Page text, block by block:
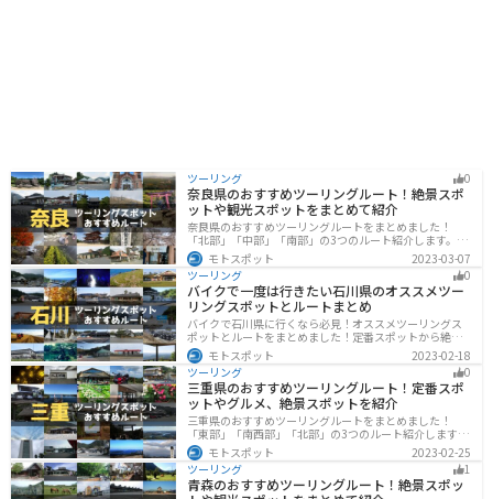
ツーリング 0
奈良県のおすすめツーリングルート！絶景スポ
ットや観光スポットをまとめて紹介
奈良県のおすすめツーリングルートをまとめました！
「北部」「中部」「南部」の3つのルート紹介します。歴
史のある神社寺院が多数あり、自然豊かや山々、グルメ
を満喫するツーリングができます。バイクで奈良県にツ
ーリングに行く際は参考にしてください。
モトスポット
2023-03-07
ツーリング
0
バイクで一度は行きたい石川県のオススメツー
リングスポットとルートまとめ
バイクで石川県に行くなら必見！オススメツーリングス
ポットとルートをまとめました！定番スポットから絶景
スポット、温泉、海、グルメなど様々なジャンルで楽し
めます。バイクで石川ツーリングに行こうと思っている
人は、参考にしてください。
モトスポット
2023-02-18
ツーリング
0
三重県のおすすめツーリングルート！定番スポ
ットやグルメ、絶景スポットを紹介
三重県のおすすめツーリングルートをまとめました！
「東部」「南西部」「北部」の3つのルート紹介します。
標高の高いスカイラインからリアス式海岸まであるの
で、飽きることなくツーリングを堪能できます。バイク
で三重県にツーリングに行く際は参考にしてください。
モトスポット
2023-02-25
ツーリング
1
青森のおすすめツーリングルート！絶景スポッ